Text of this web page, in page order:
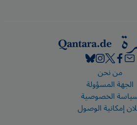
Footer
من نحن
الجهة المسؤولة
الخصوصية
إمكانية الوصول